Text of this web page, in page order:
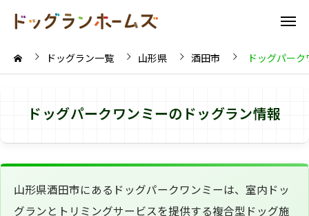
ドッグラン一覧 山形県 酒田市 ドッグパー
ドッグパークワンミーのドッグラン情報
山形県酒田市にあるドッグパークワンミーは、室内ドッ
グランとトリミングサービスを提供する複合型ドッグ施